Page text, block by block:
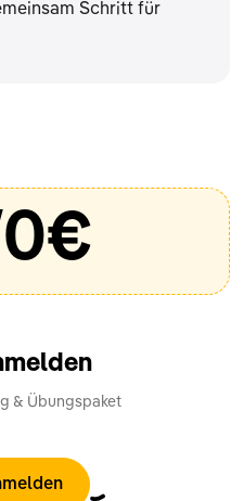
Schritt für
0€
& Übungspaket